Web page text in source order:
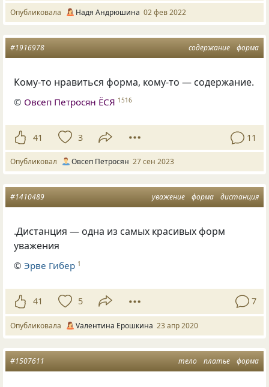
Опубликовала Надя Андрюшина 02 фев 2022
содержание форма
#1916978
Кому-то нравиться форма, кому-то — содержание.
© Овсеп Петросян ЁСЯ 1516
41 3 11
Опубликовал Овсеп Петросян 27 сен 2023
уважение форма дистанция
#1410489
.Дистанция — одна из самых красивых форм
уважения
©Эрве Гибер 1
41 5 7
Опубликовала Vалентина Ерошкина 23 апр 2020
тело платье форма
#1507611